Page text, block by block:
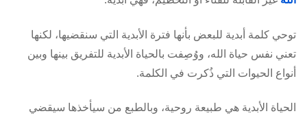
توحي كلمة أبدية للبعض بأنها فترة الأبدية التي سنقضيها، لكنها
تعني نفس حياة الله، ووُصِفت بالحياة الأبدية للتفريق بينها وبين
أنواع الحيوات التي ذُكرت في الكلمة.
الحياة الأبدية هي طبيعة روحية، وبالطبع من سيأخذها سيقضي